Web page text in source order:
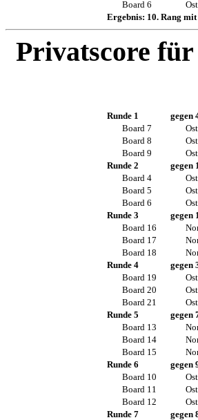
Board 6
Ergebnis: 10. Rang
Privatscore für
Runde 1 gegen
Board 7
Board 8
Board 9
Runde 2
gegen
Board 4
Board 5
Board 6
Runde 3
gegen
Board 16
Board 17
Board 18
Runde 4
gegen
Board 19
Board 20
Board 21
Runde 5
gegen
Board 13
Board 14
Board 15
Runde 6
gegen
Board 10
Board 11
Board 12
Runde 7
gegen